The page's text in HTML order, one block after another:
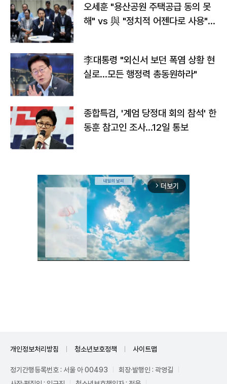
오세훈 "용산공원 주택공급 동의 못
해" vs 與 "정치적 어젠다로 사용"
李대통령 "외신서 보던 폭염 상황 현
실로…모든 행정력 총동원하라"
종합특검, '계엄 당정대 회의 참석' 한
동훈 참고인 조사...12일 통보
arrow_forward_ios 더보기
개인정보처리방침 청소년보호정책 사이트맵
정기간행등록번호 : 서울 아 00493
회장·발행인 : 곽영길